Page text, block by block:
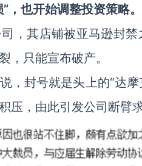
，也开始调整投资策略。
，其店铺被亚马逊封
，只能宣布破产。
，封号就是头上的“达
压，由此引发公司断臂